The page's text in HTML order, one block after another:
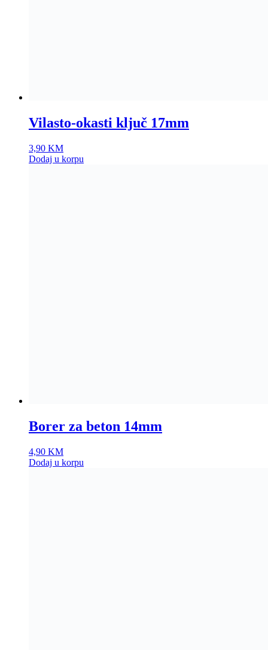
Vilasto-okasti ključ 17mm
3,90 KM
Dodaj u korpu
Borer za beton 14mm
4,90 KM
Dodaj u korpu